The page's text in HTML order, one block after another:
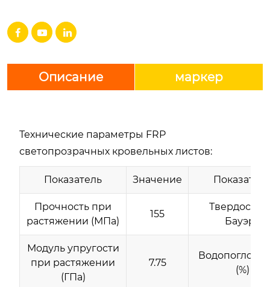
  
Описание маркер
Технические параметры FRP
светопрозрачных кровельных листов:
Показатель Значение
Прочность при
растяжении (МПа)
155
Твердость
Бауэру
Модуль упругости
при растяжении
(ГПа)
7.75
(%)